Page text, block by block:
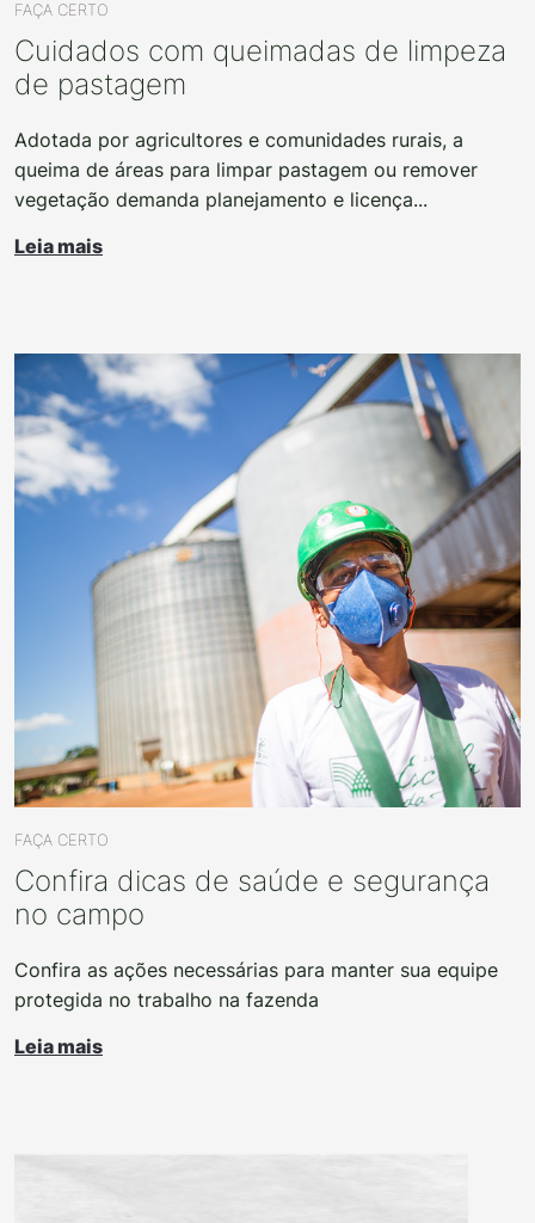
FAÇA CERTO
Cuidados com queimadas de limpeza
de pastagem
Adotada por agricultores e comunidades rurais, a
queima de áreas para limpar pastagem ou remover
vegetação demanda planejamento e licença...
Leia mais
FAÇA CERTO
Confira dicas de saúde e segurança
no campo
Confira as ações necessárias para manter sua equipe
protegida no trabalho na fazenda
Leia mais